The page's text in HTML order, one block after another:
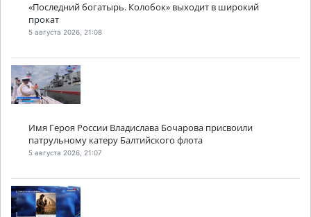
«Последний богатырь. Колобок» выходит в широкий
прокат
5 августа 2026, 21:08
Имя Героя России Владислава Бочарова присвоили
патрульному катеру Балтийского флота
5 августа 2026, 21:07